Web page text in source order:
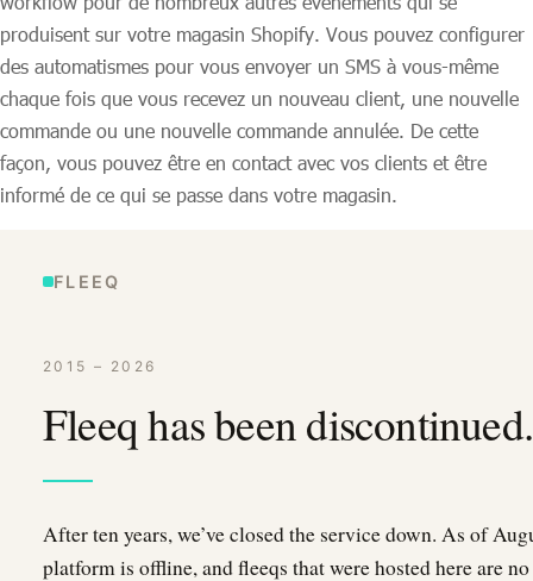
produisent sur votre magasin Shopify. Vous pouvez configurer
des automatismes pour vous envoyer un SMS à vous-même
chaque fois que vous recevez un nouveau client, une nouvelle
commande ou une nouvelle commande annulée. De cette
façon, vous pouvez être en contact avec vos clients et être
informé de ce qui se passe dans votre magasin.